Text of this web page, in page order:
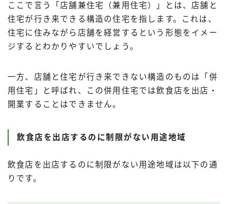
ここで言う「店舗兼住宅（兼用住宅）」とは、店舗と
住宅が行き来できる構造の住宅を指します。これは、
住宅に住みながら店舗を経営するという形態をイメー
ジするとわかりやすいでしょう。
一方、店舗と住宅が行き来できない構造のものは「併
用住宅」と呼ばれ、この併用住宅では飲食店を出店・
開業することはできません。
飲食店を出店するのに制限がない用途地域
飲食店を出店するのに制限がない用途地域は以下の通
りです。